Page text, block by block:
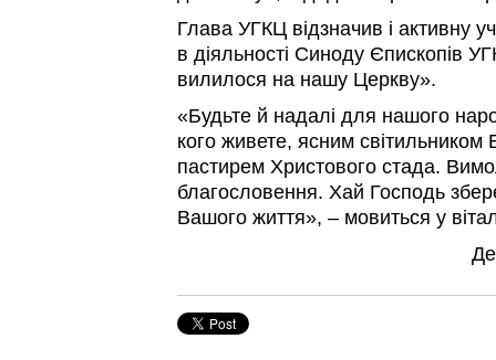
Глава УГКЦ відзначив і активну
в діяльності Синоду Єпископів
вилилося на нашу Церкву».
«Будьте й надалі для нашого
кого живете, ясним
пастирем Христового стада.
благословення. Хай Господь
Вашого життя», – мовиться у